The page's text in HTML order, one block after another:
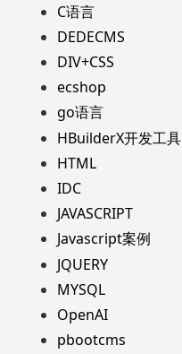
C语言
DEDECMS
DIV+CSS
ecshop
go语言
HBuilderX开发工具
HTML
IDC
JAVASCRIPT
Javascript案例
JQUERY
MYSQL
OpenAI
pbootcms